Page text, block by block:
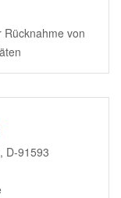
Rücknahme von
D-91593